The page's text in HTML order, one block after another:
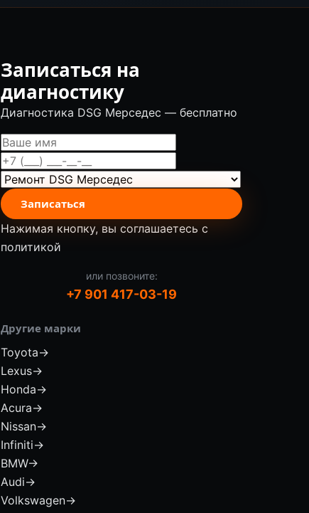
Записаться на
диагностику
Диагностика DSG Мерседес — бесплатно
Записаться
Нажимая кнопку, вы соглашаетесь с
политикой
или позвоните:
+7 901 417-03-19
Другие марки
Toyota→
Lexus→
Honda→
Acura→
Nissan→
Infiniti→
BMW→
Audi→
Volkswagen→